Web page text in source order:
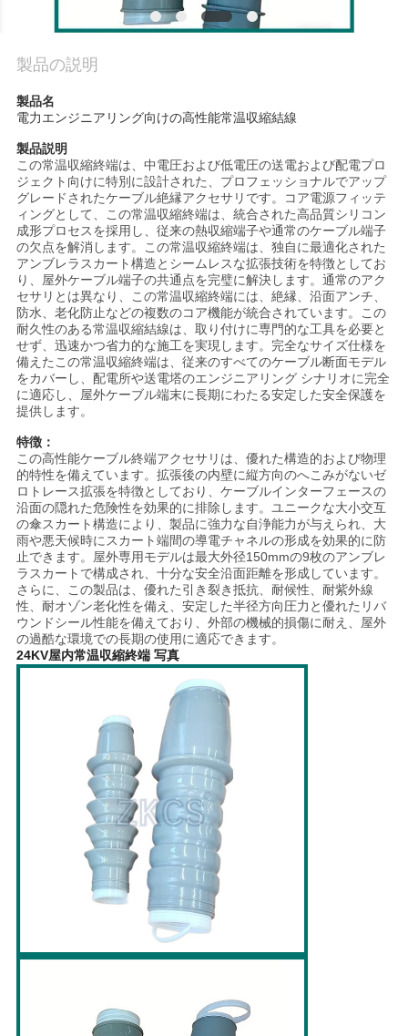
問
い
合
わ
せ
ニ
ュ
ー
ス
事
件
ブ
ロ
グ
地
ー
製品の説明
製品名
電力エンジニアリング向けの高性能常温収縮結線
製品説明
この常温収縮終端は、中電圧および低電圧の送電および配電プロ
ジェクト向けに特別に設計された、プロフェッショナルでアップ
グレードされたケーブル絶縁アクセサリです。コア電源フィッテ
ィングとして、この常温収縮終端は、統合された高品質シリコン
成形プロセスを採用し、従来の熱収縮端子や通常のケーブル端子
の欠点を解消します。この常温収縮終端は、独自に最適化された
アンブレラスカート構造とシームレスな拡張技術を特徴としてお
り、屋外ケーブル端子の共通点を完璧に解決します。通常のアク
セサリとは異なり、この常温収縮終端には、絶縁、沿面アンチ、
防水、老化防止などの複数のコア機能が統合されています。この
耐久性のある常温収縮結線は、取り付けに専門的な工具を必要と
せず、迅速かつ省力的な施工を実現します。完全なサイズ仕様を
備えたこの常温収縮終端は、従来のすべてのケーブル断面モデル
をカバーし、配電所や送電塔のエンジニアリング シナリオに完全
に適応し、屋外ケーブル端末に長期にわたる安定した安全保護を
提供します。
特徴：
この高性能ケーブル終端アクセサリは、優れた構造的および物理
的特性を備えています。拡張後の内壁に縦方向のへこみがないゼ
ロトレース拡張を特徴としており、ケーブルインターフェースの
沿面の隠れた危険性を効果的に排除します。ユニークな大小交互
の傘スカート構造により、製品に強力な自浄能力が与えられ、大
雨や悪天候時にスカート端間の導電チャネルの形成を効果的に防
止できます。屋外専用モデルは最大外径150mmの9枚のアンブレ
ラスカートで構成され、十分な安全沿面距離を形成しています。
さらに、この製品は、優れた引き裂き抵抗、耐候性、耐紫外線
性、耐オゾン老化性を備え、安定した半径方向圧力と優れたリバ
ウンドシール性能を備えており、外部の機械的損傷に耐え、屋外
の過酷な環境での長期の使用に適応できます。
24KV屋内常温収縮終端 写真